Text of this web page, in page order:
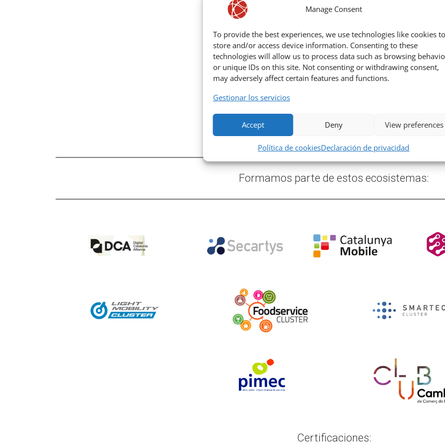
Manage Consent
To provide the best experiences, we use technologies like cookies to
store and/or access device information. Consenting to these
technologies will allow us to process data such as browsing
or unique IDs on this site. Not consenting or withdrawing consent,
may adversely affect certain features and functions.
Gestionar los servicios
Accept Deny View preferences
Política de cookiesDeclaración de privacidad
Formamos parte de estos ecosistemas:
Certificaciones: